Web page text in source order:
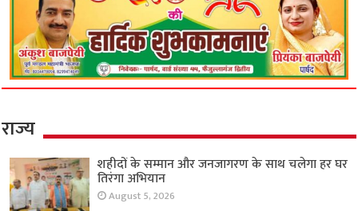
राज्य
शहीदों के सम्मान और जनजागरण के साथ चलेगा हर घर
तिरंगा अभियान
August 5, 2026